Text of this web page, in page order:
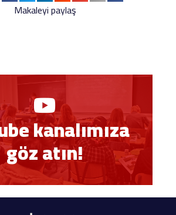
Makaleyi paylaş
kanalımıza
göz atın!